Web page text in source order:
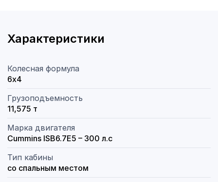
Характеристики
Колесная формула
6х4
Грузоподъемность
11,575 т
Марка двигателя
Cummins ISB6.7E5 – 300 л.с
Тип кабины
со спальным местом